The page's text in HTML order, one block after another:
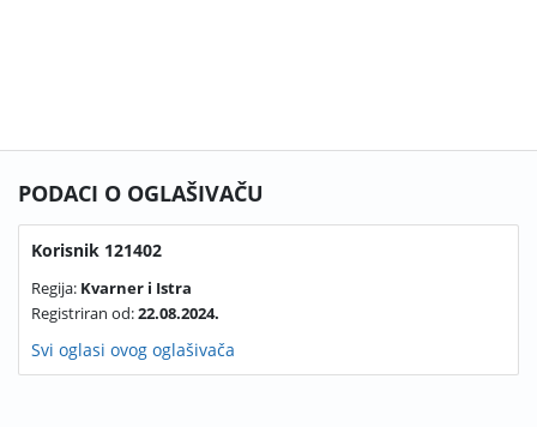
PODACI O OGLAŠIVAČU
Korisnik 121402
Regija: Kvarner i Istra
Registriran od:22.08.2024.
Svi oglasi ovog oglašivača